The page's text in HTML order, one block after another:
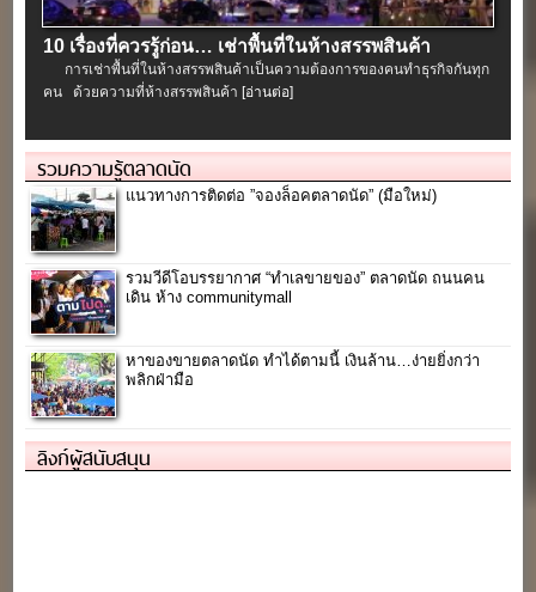
10 เรื่องที่ควรรู้ก่อน… เช่าพื้นที่ในห้างสรรพสินค้า
การเช่าพื้นที่ในห้างสรรพสินค้าเป็นความต้องการของคนทำธุรกิจกันทุก
คน ด้วยความที่ห้างสรรพสินค้า [อ่านต่อ]
รวมความรู้ตลาดนัด
แนวทางการติดต่อ ”จองล็อคตลาดนัด” (มือใหม่)
รวมวีดีโอบรรยากาศ “ทำเลขายของ” ตลาดนัด ถนนคน
เดิน ห้าง communitymall
หาของขายตลาดนัด ทำได้ตามนี้ เงินล้าน…ง่ายยิ่งกว่า
พลิกฝ่ามือ
ลิงก์ผู้สนับสนุน